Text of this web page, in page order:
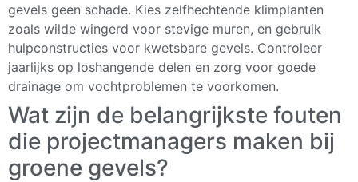
gevels geen schade. Kies zelfhechtende klimplanten
zoals wilde wingerd voor stevige muren, en gebruik
hulpconstructies voor kwetsbare gevels. Controleer
jaarlijks op loshangende delen en zorg voor goede
drainage om vochtproblemen te voorkomen.
Wat zijn de belangrijkste fouten
die projectmanagers maken bij
groene gevels?